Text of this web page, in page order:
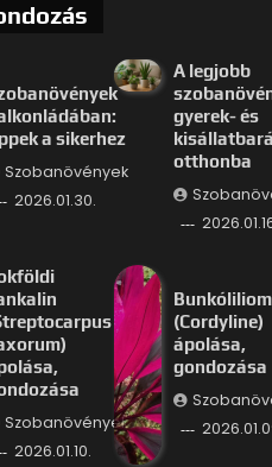
a sikerhez
Szobanövények
2026.01.30.
A legjobb
gyerek- és
otthonba
Szobanövények
2026.01.10.
Bunkóliliom
(Cordyline)
ápolása,
gondozása